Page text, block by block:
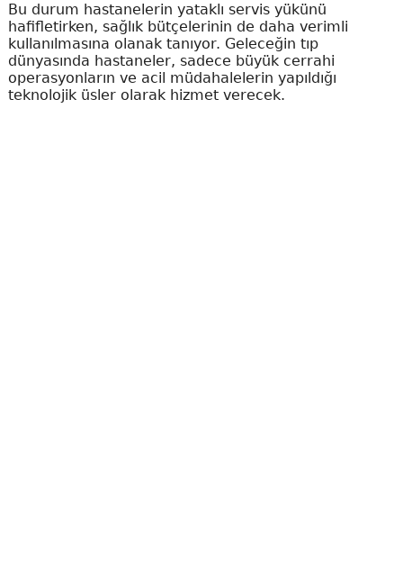
Bu durum hastanelerin yataklı servis yükünü
hafifletirken, sağlık bütçelerinin de daha verimli
kullanılmasına olanak tanıyor. Geleceğin tıp
dünyasında hastaneler, sadece büyük cerrahi
operasyonların ve acil müdahalelerin yapıldığı
teknolojik üsler olarak hizmet verecek.